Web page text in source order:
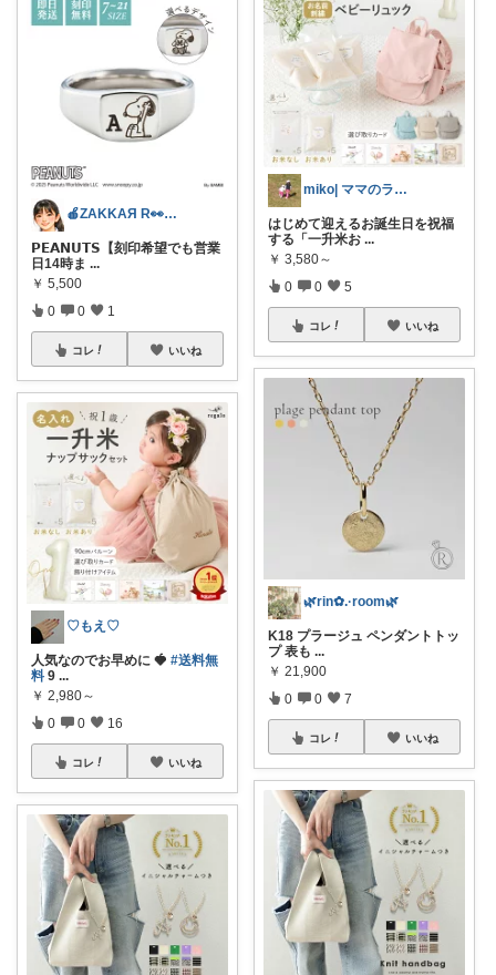
🍎ZAKKAЯ R👀M 経由購入感謝
𝗣𝗘𝗔𝗡𝗨𝗧𝗦【刻印希望でも営業
日14時ま ...
￥ 5,500
0 0 1
コレ いいね
♡もえ♡
人気なのでお早めに 🍓 #送料無
料 9 ...
￥ 2,980～
0 0 16
コレ いいね
miko| ママのラク家事＆大人可愛い
はじめて迎えるお誕生日を祝福
する「一升米お ...
￥ 3,580～
0 0 5
コレ いいね
🌿rin✿.·room🌿
K18 プラージュ ペンダントトッ
プ 表も ...
￥ 21,900
0 0 7
コレ いいね